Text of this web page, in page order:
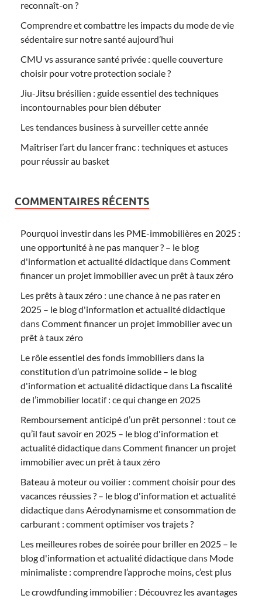
reconnaît-on ?
Comprendre et combattre les impacts du mode de vie
sédentaire sur notre santé aujourd’hui
CMU vs assurance santé privée : quelle couverture
choisir pour votre protection sociale ?
Jiu-Jitsu brésilien : guide essentiel des techniques
incontournables pour bien débuter
Les tendances business à surveiller cette année
Maîtriser l’art du lancer franc : techniques et astuces
pour réussir au basket
COMMENTAIRES RÉCENTS
Pourquoi investir dans les PME-immobilières en 2025 :
une opportunité à ne pas manquer ? – le blog
d'information et actualité didactiquedansComment
financer un projet immobilier avec un prêt à taux zéro
Les prêts à taux zéro : une chance à ne pas rater en
2025 – le blog d'information et actualité didactique
dansComment financer un projet immobilier avec un
prêt à taux zéro
Le rôle essentiel des fonds immobiliers dans la
constitution d’un patrimoine solide – le blog
d'information et actualité didactiquedans La fiscalité
de l’immobilier locatif : ce qui change en 2025
Remboursement anticipé d’un prêt personnel : tout ce
qu’il faut savoir en 2025 – le blog d'information et
actualité didactiquedansComment financer un projet
immobilier avec un prêt à taux zéro
Bateau à moteur ou voilier : comment choisir pour des
vacances réussies ? – le blog d'information et actualité
didactiquedansAérodynamisme et consommation de
carburant : comment optimiser vos trajets ?
Les meilleures robes de soirée pour briller en 2025 – le
blog d'information et actualité didactiquedans Mode
minimaliste : comprendre l’approche moins, c’est plus
Le crowdfunding immobilier : Découvrez les avantages